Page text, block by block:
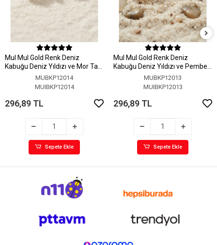
MuI MuI Gold Renk Deniz
Kabuğu Deniz Yıldızı ve Mor Taş
Detaylı KüpeMUBKP12014
MUIBKP12014
296,89 TL
Sepete Ekle
MuI MuI Gold Renk Deniz
Kabuğu Deniz Yıldızı ve Pembe
Taş Detaylı Küpe
MUBKP12013
MUIBKP12013
296,89 TL
Sepete Ekle